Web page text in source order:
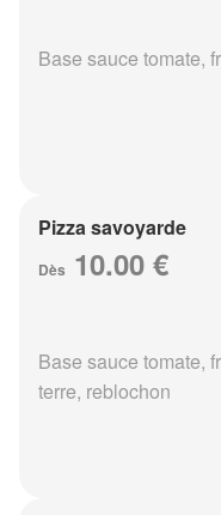
Base sauce tomate,
Pizza savoyarde
Dès 10.00 €
Base sauce tomate,
terre, reblochon